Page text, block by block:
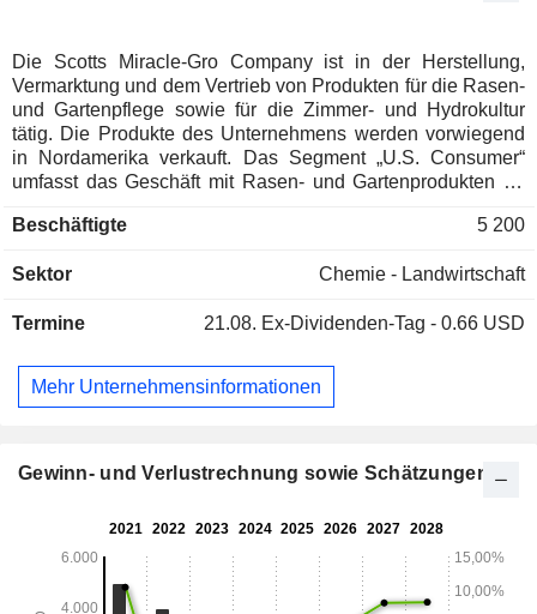
Die Scotts Miracle-Gro Company ist in der Herstellung,
Vermarktung und dem Vertrieb von Produkten für die Rasen-
und Gartenpflege sowie für die Zimmer- und Hydrokultur
tätig. Die Produkte des Unternehmens werden vorwiegend
in Nordamerika verkauft. Das Segment „U.S. Consumer“
umfasst das Geschäft mit Rasen- und Gartenprodukten für
für Rasen- und Gartenprodukte für Endverbraucher gehören
Saatgutprodukte; Miracle-Gro-Erde, Pflanzennahrung und
Tomcat-Produkte zur Bekämpfung von Nagetieren und zur
Verbraucher-Rasen- und Gartengeschäft in Kanada. Zu den
Produkten gehören Turf Builder Halts Crabgrass Preventer
Builder Southern Rasendünger, Turf Builder EdgeGuard
Beschäftigte 5 200
Sektor Chemie - Landwirtschaft
Termine 21.08. Ex-Dividenden-Tag - 0.66 USD
Mehr Unternehmensinformationen
Gewinn- und Verlustrechnung sowie Schätzungen